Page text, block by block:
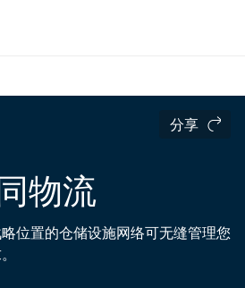
分享
物流
位置的仓储设施网络可无缝管理您